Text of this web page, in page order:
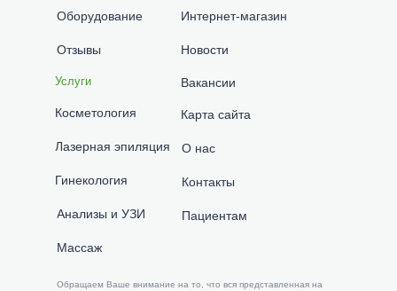
Отзывы
О нас
Интернет-магазин
Новости
Косметология
Лазерная эпиляция
Массаж
Гинекология
Анализы и УЗИ
Услуги
​​Обращаем Ваше внимание на то, что вся представленная на
Оборудование
Вакансии
Контакты
Карта сайта
Пациентам